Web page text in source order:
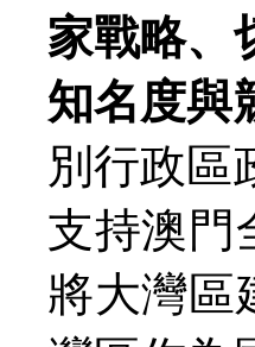
家戰略、
知名度與
別行政區
支持澳門
將大灣區